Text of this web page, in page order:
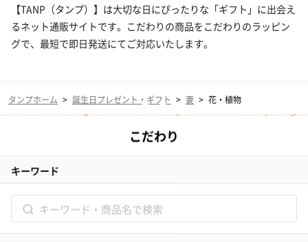
【TANP（タンプ）】は大切な日にぴったりな「ギフト」に出会え
るネット通販サイトです。こだわりの商品をこだわりのラッピン
グで、最短で即日発送にてご対応いたします。
タンプホーム > 誕生日プレゼント・ギフト > 妻 > 花・植物